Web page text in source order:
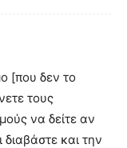
[που δεν το
τους
να δείτε αν
και την